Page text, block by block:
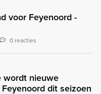
voor Feyenoord -
0 reacties
wordt nieuwe
dit seizoen